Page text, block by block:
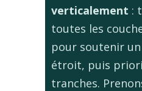
verticalement :
toutes les
pour soutenir
étroit, puis
tranches.